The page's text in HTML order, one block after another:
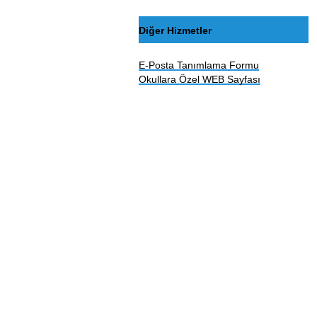
Diğer Hizmetler
E-Posta Tanımlama Formu
Okullara Özel WEB Sayfası